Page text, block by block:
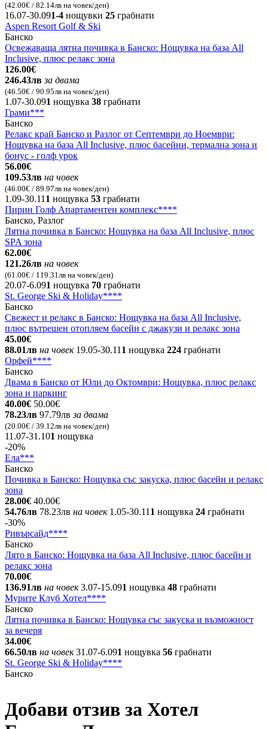
(42.00€ / 82.14лв на човек/ден)
16.07-30.091-4 нощувки 25 грабнати
Aspen Resort Golf & Ski
Банско
Освежаваща лятна почивка в Банско: Нощувка на база All
Inclusive, плюс релакс зона
126.00€
246.43лв за двама
(46.50€ / 90.95лв на човек/ден)
1.07-30.091 нощувка 38 грабнати
Грами***
Банско
Релакс край Банско и Разлог от Септември до Ноември:
Нощувка на база All Inclusive, плюс басейни, термална зона и
бонус - голф урок
56.00€
109.53лв на човек
(46.00€ / 89.97лв на човек/ден)
1.09-30.111 нощувка 53 грабнати
Пирин Голф Апартаментен комплекс****
Банско, Разлог
Лятна почивка в Банско: Нощувка на база All Inclusive, плюс
SPA зона
62.00€
121.26лв на човек
(61.00€ / 119.31лв на човек/ден)
20.07-6.091 нощувка 70 грабнати
St. George Ski & Holiday****
Банско
Свежест и релакс в Банско: Нощувка на база All Inclusive,
плюс вътрешен отопляем басейн с джакузи и релакс зона
45.00€
88.01лв на човек 19.05-30.111 нощувка 224 грабнати
Орфей****
Банско
Двама в Банско от Юли до Октомври: Нощувка, плюс релакс
зона и паркинг
40.00€ 50.00€
78.23лв 97.79лв за двама
(20.00€ / 39.12лв на човек/ден)
11.07-31.101 нощувка
-20%
Ела***
Банско
Почивка в Банско: Нощувка със закуска, плюс басейн и релакс
зона
28.00€ 40.00€
54.76лв 78.23лв на човек 1.05-30.111 нощувка 24 грабнати
-30%
Ривърсайд****
Банско
Лято в Банско: Нощувка на база All Inclusive, плюс басейн и
релакс зона
70.00€
136.91лв на човек 3.07-15.091 нощувка 48 грабнати
Мурите Клуб Хотел****
Банско
Лятна почивка в Банско: Нощувка със закуска и възможност
за вечеря
34.00€
66.50лв на човек 31.07-6.091 нощувка 56 грабнати
St. George Ski & Holiday****
Банско
Добави отзив за Хотел